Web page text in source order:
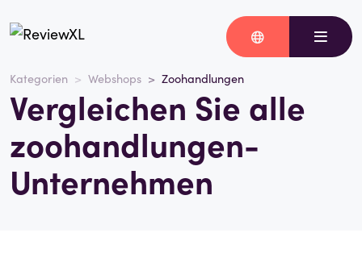
Kategorien Webshops Zoohandlungen
Vergleichen Sie alle
zoohandlungen-
Unternehmen